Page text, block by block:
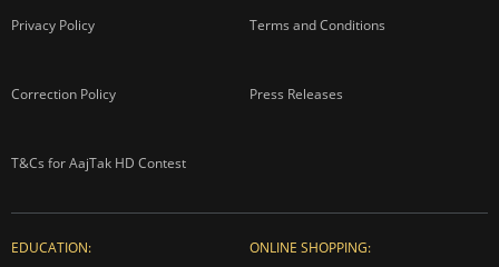
Privacy Policy Terms and Conditions
Correction Policy Press Releases
T&Cs for AajTak HD Contest
EDUCATION: ONLINE SHOPPING: